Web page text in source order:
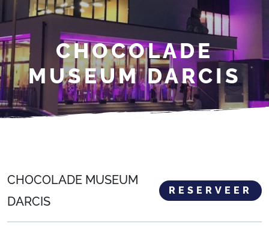
CHOCOLADE
MUSEUM DARCIS
CHOCOLADE MUSEUM
DARCIS
RESERVEER